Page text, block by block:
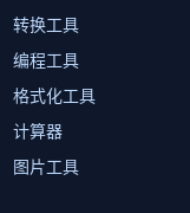
转换工具
编程工具
格式化工具
计算器
图片工具